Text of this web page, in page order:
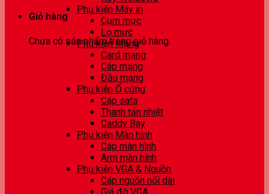
Giỏ hàng
Chưa có sản phẩm trong giỏ hàng.
Phụ kiện Máy in
Cụm mực
Lọ mực
Phụ kiện Mạng
Card mạng
Cáp mạng
Đầu mạng
Phụ kiện Ổ cứng
Cáp sata
Thanh tản nhiệt
Caddy Bay
Phụ kiện Màn hình
Cáp màn hình
Arm màn hình
Phụ kiện VGA & Nguồn
Cáp nguồn nối dài